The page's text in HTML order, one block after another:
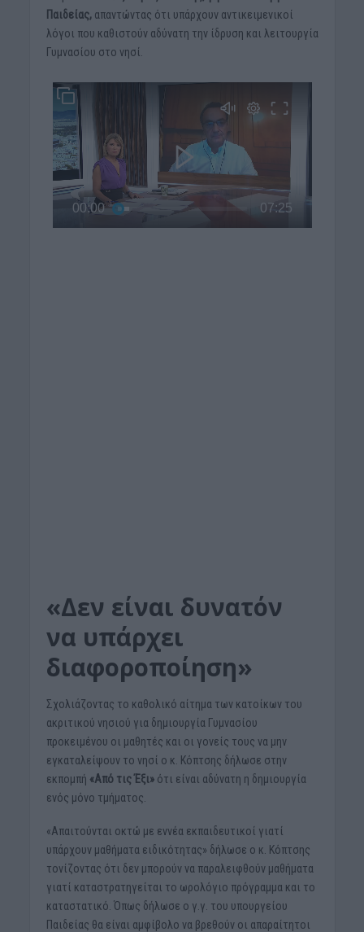
Παιδείας,απαντώντας ότι υπάρχουν αντικειμενικοί
λόγοι που καθιστούν αδύνατη την ίδρυση και λειτουργία
Γυμνασίου στο νησί.
«Δεν είναι δυνατόν
να υπάρχει
διαφοροποίηση»
Σχολιάζοντας το καθολικό αίτημα των κατοίκων του
ακριτικού νησιού για δημιουργία Γυμνασίου
προκειμένου οι μαθητές και οι γονείς τους να μην
εγκαταλείψουν το νησί ο κ. Κόπτσης δήλωσε στην
εκπομπή «Από τις Έξι»ότι είναι αδύνατη η δημιουργία
ενός μόνο τμήματος.
«Απαιτούνται οκτώ με εννέα εκπαιδευτικοί γιατί
υπάρχουν μαθήματα ειδικότητας» δήλωσε ο κ. Κόπτσης
τονίζοντας ότι δεν μπορούν να παραλειφθούν μαθήματα
γιατί καταστρατηγείται το ωρολόγιο πρόγραμμα και το
καταστατικό. Όπως δήλωσε ο γ.γ. του υπουργείου
Παιδείας θα είναι αμφίβολο να βρεθούν οι απαραίτητοι